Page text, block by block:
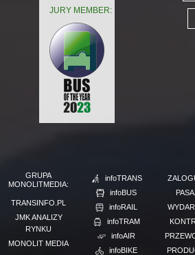
JURY MEMBER:
GRUPA
MONOLITMEDIA:
TRANSINFO.PL
JMK ANALIZY
RYNKU
MONOLIT MEDIA
infoTRANS
infoBUS
infoRAIL
infoTRAM
infoAIR
infoBIKE